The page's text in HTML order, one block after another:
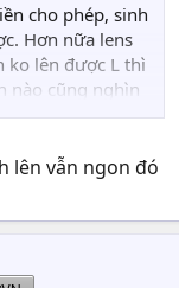
cho phép, sinh
Hơn nữa lens
ko lên được L thì
nào cũng nghìn
lên vẫn ngon đó